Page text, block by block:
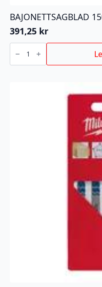
BAJONETTSAGBLAD
391,25 kr
BAJONETTSAGBLAD
150/
10/14TPI
5P